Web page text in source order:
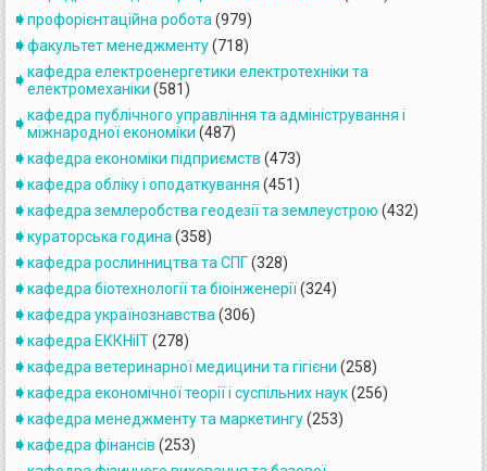
профорієнтаційна робота (979)
факультет менеджменту(718)
кафедра електроенергетики електротехніки та
електромеханіки (581)
кафедра публічного управління та адміністрування і
міжнародної економіки (487)
кафедра економіки підприємств (473)
кафедра обліку і оподаткування (451)
кафедра землеробства геодезії та землеустрою (432)
кураторська година (358)
кафедра рослинництва та СПГ(328)
кафедра біотехнології та біоінженерії(324)
кафедра українознавства (306)
кафедра ЕККНіІТ(278)
кафедра ветеринарної медицини та гігієни (258)
кафедра економічної теорії і суспільних наук(256)
кафедра менеджменту та маркетингу(253)
кафедра фінансів (253)